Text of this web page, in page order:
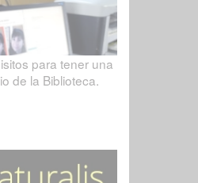
para tener una
de la Biblioteca.